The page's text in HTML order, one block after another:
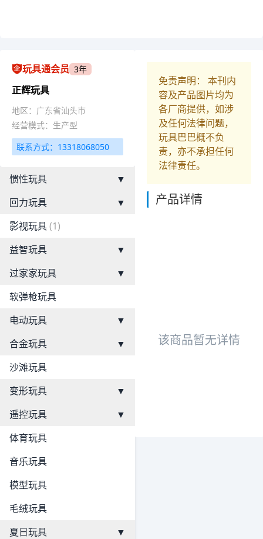
玩具通会员 3年
正辉玩具
地区：广东省汕头市
经营模式：生产型
联系方式：13318068050
惯性玩具
▼
回力玩具
▼
影视玩具(1)
益智玩具
▼
过家家玩具
▼
软弹枪玩具
电动玩具
▼
合金玩具
▼
沙滩玩具
变形玩具
▼
遥控玩具
▼
体育玩具
音乐玩具
模型玩具
毛绒玩具
夏日玩具
▼
免责声明： 本刊内
容及产品图片均为
各厂商提供，如涉
及任何法律问题，
玩具巴巴概不负
责，亦不承担任何
法律责任。
产品详情
该商品暂无详情